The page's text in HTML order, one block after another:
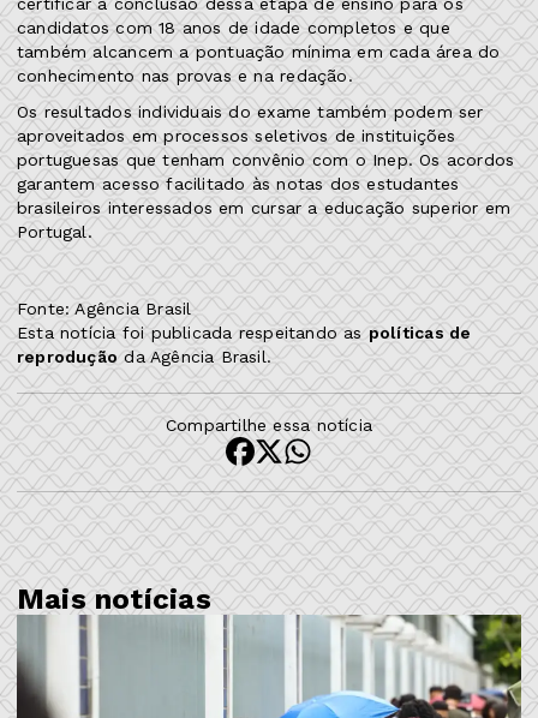
candidatos com 18 anos de idade completos e que
também alcancem a pontuação mínima em cada área do
conhecimento nas provas e na redação.
Os resultados individuais do exame também podem ser
aproveitados em processos seletivos de instituições
portuguesas que tenham convênio com o Inep. Os acordos
garantem acesso facilitado às notas dos estudantes
brasileiros interessados em cursar a educação superior em
Portugal.
Fonte: Agência Brasil
Esta notícia foi publicada respeitando as políticas de
reproduçãoda Agência Brasil.
Compartilhe essa notícia
Mais notícias